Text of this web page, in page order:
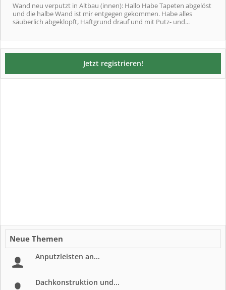
Wand neu verputzt in Altbau (innen): Hallo Habe Tapeten abgelöst
und die halbe Wand ist mir entgegen gekommen. Habe alles
säuberlich abgeklopft, Haftgrund drauf und mit Putz- und...
Jetzt registrieren!
Neue Themen
Anputzleisten an...
Dachkonstruktion und...